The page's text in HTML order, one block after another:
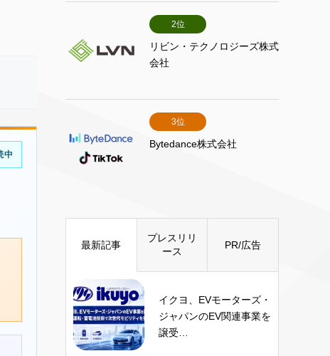
中
2位
リビン・テクノロジーズ株式
会社
3位
Bytedance株式会社
最新記事
プレスリリ
ース
PR/広告
イクヨ、EVモーターズ・
ジャパンのEV関連事業を
譲受…